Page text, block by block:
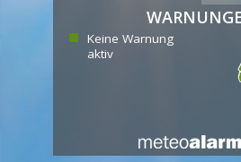
Keine Warnung
aktiv